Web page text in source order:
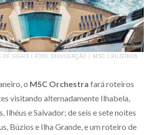
OF SIGHS | FOTO: DIVULGAÇÃO / MSC CRUZEIROS
o MSC Orchestra fará roteiros
visitando alternadamente Ilhabela,
Ilhéus e Salvador; de seis e sete noites
Búzios e Ilha Grande, e um roteiro de